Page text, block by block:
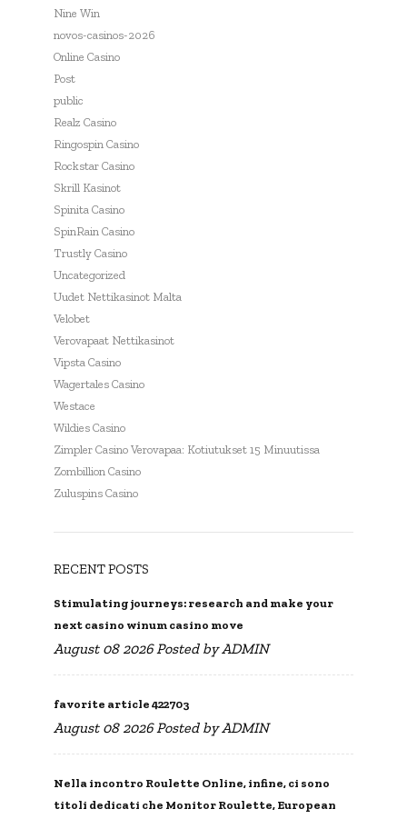
Nine Win
novos-casinos-2026
Online Casino
Post
public
Realz Casino
Ringospin Casino
Rockstar Casino
Skrill Kasinot
Spinita Casino
SpinRain Casino
Trustly Casino
Uncategorized
Uudet Nettikasinot Malta
Velobet
Verovapaat Nettikasinot
Vipsta Casino
Wagertales Casino
Westace
Wildies Casino
Zimpler Casino Verovapaa: Kotiutukset 15 Minuutissa
Zombillion Casino
Zuluspins Casino
RECENT POSTS
Stimulating journeys: research and make your
next casino winum casino move
August 08 2026 Posted byADMIN
favorite article 422703
August 08 2026 Posted byADMIN
Nella incontro Roulette Online, infine, ci sono
titoli dedicati che Monitor Roulette, European